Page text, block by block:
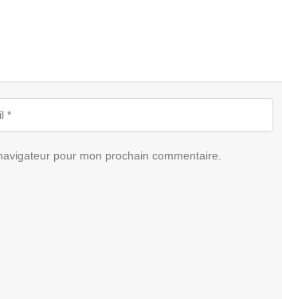
pour mon prochain commentaire.